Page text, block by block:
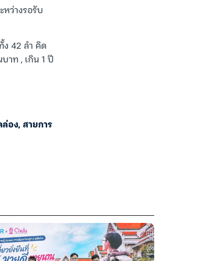
หว่างรอรับ
ง 42 ลำ คิด
าท , เกิน 1 ปี
อง,สายการ